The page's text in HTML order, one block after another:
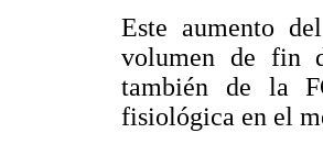
Este aumento
volumen de fin
también de la
fisiológica en el